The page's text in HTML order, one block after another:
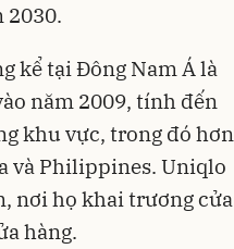
2030.
kể tại Đông Nam Á là
năm 2009, tính đến
khu vực, trong đó hơn
và Philippines. Uniqlo
nơi họ khai trương cửa
hàng.